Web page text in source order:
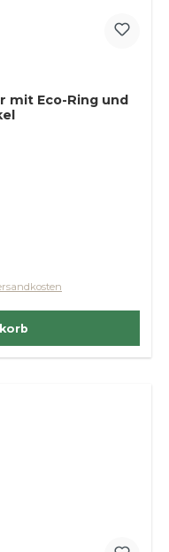
mit Eco-Ring und
Preis: